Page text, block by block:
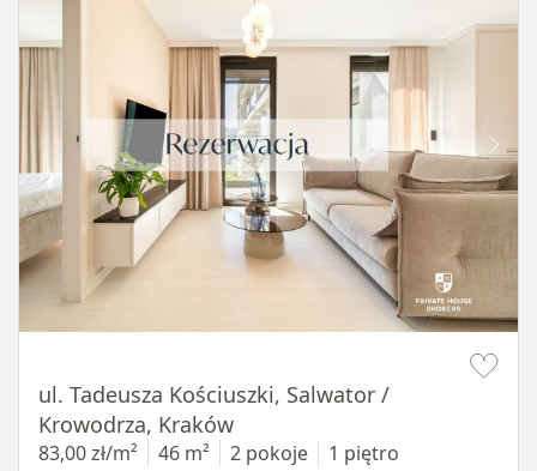
ul. Tadeusza Kościuszki, Salwator /
Krowodrza, Kraków
83,00 zł/m² 46 m² 2 pokoje 1 piętro